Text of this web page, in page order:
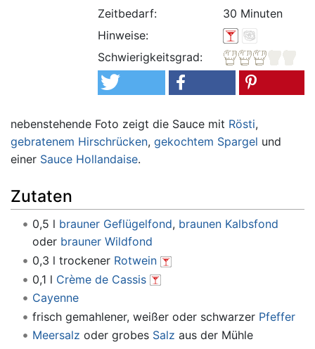
Zeitbedarf:
30 Minuten
Hinweise:
Schwierigkeitsgrad:
nebenstehende Foto zeigt die Sauce mit Rösti,
gebratenem Hirschrücken, gekochtem Spargel und
einer Sauce Hollandaise.
Zutaten
0,5 l brauner Geflügelfond, braunen Kalbsfond
oder brauner Wildfond
0,3 l trockener Rotwein
0,1 l Crème de Cassis
Cayenne
frisch gemahlener, weißer oder schwarzer Pfeffer
Meersalz oder grobes Salz aus der Mühle